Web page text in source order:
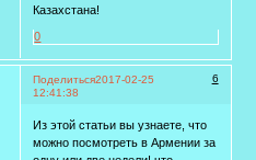
Казахстана!
0
Поделиться 6
2017-02-25
12:41:38
Из этой статьи вы узнаете, что
можно посмотреть в Армении за